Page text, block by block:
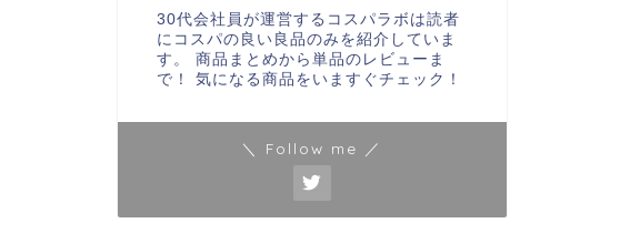
30代会社員が運営するコスパラボは読者
にコスパの良い良品のみを紹介していま
す。 商品まとめから単品のレビューま
で！ 気になる商品をいますぐチェック！
＼ Follow me ／